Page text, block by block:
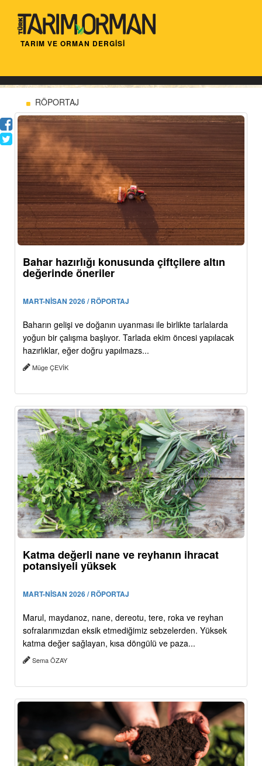
TARIM VE ORMAN DERGİSİ
RÖPORTAJ
Bahar hazırlığı konusunda çiftçilere altın
değerinde öneriler
MART-NİSAN 2026 / RÖPORTAJ
Baharın gelişi ve doğanın uyanması ile birlikte tarlalarda
yoğun bir çalışma başlıyor. Tarlada ekim öncesi yapılacak
hazırlıklar, eğer doğru yapılmazs...
Müge ÇEVİK
Katma değerli nane ve reyhanın ihracat
potansiyeli yüksek
MART-NİSAN 2026 / RÖPORTAJ
Marul, maydanoz, nane, dereotu, tere, roka ve reyhan
sofralarımızdan eksik etmediğimiz sebzelerden. Yüksek
katma değer sağlayan, kısa döngülü ve paza...
Sema ÖZAY